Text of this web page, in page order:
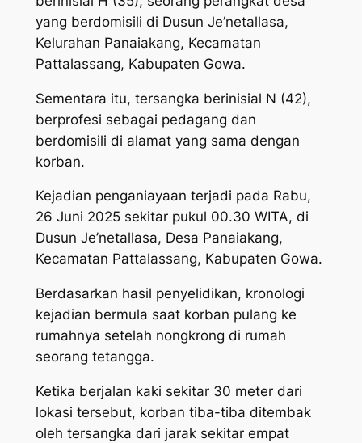
yang berdomisili di Dusun Je’netallasa,
Kelurahan Panaiakang, Kecamatan
Pattalassang, Kabupaten Gowa.
Sementara itu, tersangka berinisial N (42),
berprofesi sebagai pedagang dan
berdomisili di alamat yang sama dengan
korban.
Kejadian penganiayaan terjadi pada Rabu,
26 Juni 2025 sekitar pukul 00.30 WITA, di
Dusun Je’netallasa, Desa Panaiakang,
Kecamatan Pattalassang, Kabupaten Gowa.
Berdasarkan hasil penyelidikan, kronologi
kejadian bermula saat korban pulang ke
rumahnya setelah nongkrong di rumah
seorang tetangga.
Ketika berjalan kaki sekitar 30 meter dari
lokasi tersebut, korban tiba-tiba ditembak
oleh tersangka dari jarak sekitar empat